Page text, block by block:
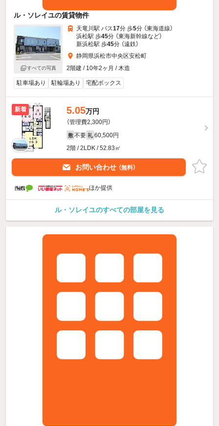
ル・ソレイユの賃貸物件
すべての写真
天竜川駅 バス17分 歩5分 （東海道線）
浜松駅 歩45分 （東海新幹線など）
新浜松駅 歩45分 （遠鉄）
静岡県浜松市中央区安松町
2階建 / 10年2ヶ月 / 木造
駐車場あり 駐輪場あり 宅配ボックス
新着 5.05万円
（管理費2,300円）
敷 不要 礼 60,500円
2階 / 2LDK / 52.83㎡
お問い合わせ （無料）
ほか提供
ル・ソレイユのすべての部屋を見る